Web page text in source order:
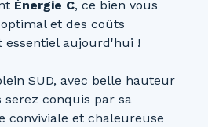
Énergie C, ce bien vous
et des coûts
essentiel aujourd'hui !
SUD, avec belle hauteur
serez conquis par sa
conviviale et chaleureuse